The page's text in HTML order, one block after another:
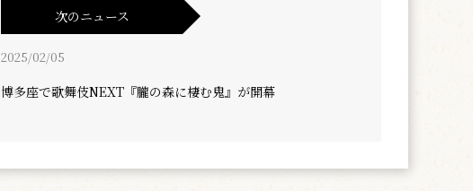
次のニュース
2025/02/05
博多座で歌舞伎NEXT『朧の森に棲む鬼』が開幕